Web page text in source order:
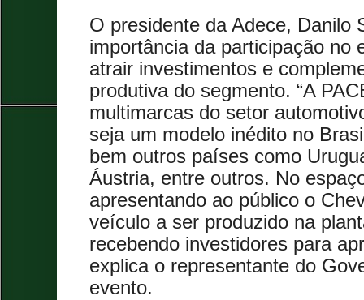
O presidente da Adece, Danilo
importância da participação no
atrair investimentos e
produtiva do segmento. “A
multimarcas do setor
seja um modelo inédito no
bem outros países como
Áustria, entre outros. No
apresentando ao público o
veículo a ser produzido na
recebendo investidores para
explica o representante do
evento.